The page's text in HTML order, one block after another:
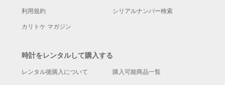
利用規約 シリアルナンバー検索
カリトケ マガジン
時計をレンタルして購入する
レンタル後購入について 購入可能商品一覧